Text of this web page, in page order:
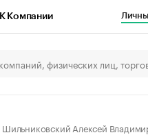
Компании
Алексей